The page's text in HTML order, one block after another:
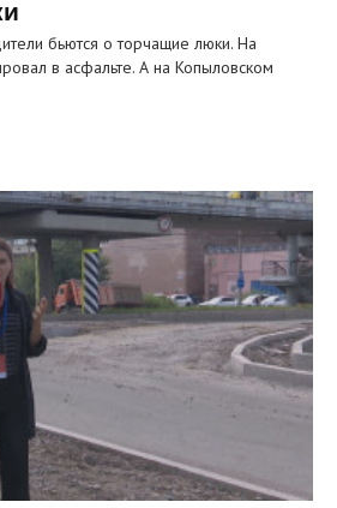
бьются о торчащие люки. На
в асфальте. А на Копыловском